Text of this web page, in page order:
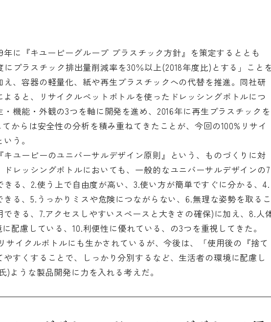
年に『キユーピーグループ プラスチック方針 』を策定するととも
にプラスチック排出量削減率を30％以上(2018年度比)とする」こと
、容器の軽量化、紙や再生プラスチックへの代替を推進。同社研
ると、リサイクルペットボトルを使ったドレッシングボトルにつ
機能・外観の3つを軸に開発を進め、2016年に再生プラスチックを
からは安全性の分析を積み重ねてきたことが、今回の100%リサイ
う。
キユーピーのユニバーサルデザイン原則 』という、ものづくりに対
レッシングボトルにおいても、一般的なユニバーサルデザインの7
きる、2.使う上で自由度が高い、3.使い方が簡単ですぐに分かる、4.
る、5.うっかりミスや危険につながらない、6.無理な姿勢を取るこ
できる、7.アクセスしやすいスペースと大きさの確保)に加え、8.人
配慮している、10.利便性に優れている、の3つを重視してきた。
サイクルボトルにも生かされているが、今後は、「使用後の『捨て
すくすることで、しっかり分別するなど、生活者の環境に配慮し
)ような製品開発に力を入れる考えだ。